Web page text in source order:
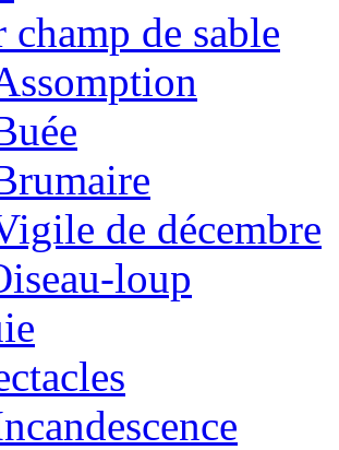
champ de sable
de décembre
loup